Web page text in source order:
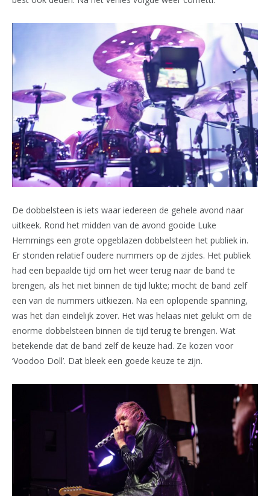
De dobbelsteen is iets waar iedereen de gehele avond naar
uitkeek. Rond het midden van de avond gooide Luke
Hemmings een grote opgeblazen dobbelsteen het publiek in.
Er stonden relatief oudere nummers op de zijdes. Het publiek
had een bepaalde tijd om het weer terug naar de band te
brengen, als het niet binnen de tijd lukte; mocht de band zelf
een van de nummers uitkiezen. Na een oplopende spanning,
was het dan eindelijk zover. Het was helaas niet gelukt om de
enorme dobbelsteen binnen de tijd terug te brengen. Wat
betekende dat de band zelf de keuze had. Ze kozen voor
‘Voodoo Doll’. Dat bleek een goede keuze te zijn.